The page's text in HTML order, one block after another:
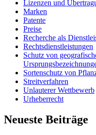
Lizenzen und
Marken
Patente
Preise
Recherche als
Rechtsdienstleistungen
Schutz von
Sortenschutz von
Streitverfahren
Unlauterer Wettbewerb
Urheberrecht
Neueste Beiträge